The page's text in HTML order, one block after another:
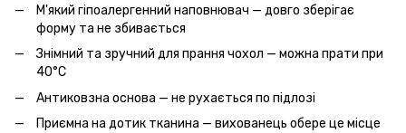
М'який гіпоалергенний наповнювач — довго зберігає
форму та не збивається
Знімний та зручний для прання чохол — можна прати при
40°C
Антиковзна основа — не рухається по підлозі
Приємна на дотик тканина — вихованець обере це місце